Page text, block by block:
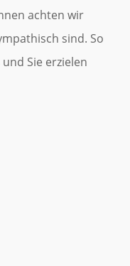
achten wir
sind. So
Sie erzielen